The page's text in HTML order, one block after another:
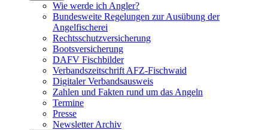
Wie werde ich Angler?
Bundesweite Regelungen zur Ausübung der
Angelfischerei
Rechtsschutzversicherung
Bootsversicherung
DAFV Fischbilder
Verbandszeitschrift AFZ-Fischwaid
Digitaler Verbandsausweis
Zahlen und Fakten rund um das Angeln
Termine
Presse
Newsletter Archiv